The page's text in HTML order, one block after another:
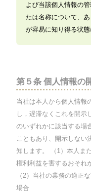
よび当該個人情報の
たは名称について、
が容易に知り得る状
第５条 個人情報の
当社は本人から個人情報
し，遅滞なくこれを開示
のいずれかに該当する場
こともあり、開示しない
知します。 （1）本人ま
権利利益を害するおそれ
（2）当社の業務の適正
場合